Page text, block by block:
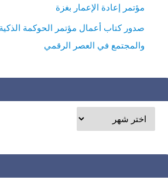
مؤتمر إعادة الإعمار بغزة
صدور كتاب أعمال مؤتمر الحوكمة
والمجتمع في العصر الرقمي